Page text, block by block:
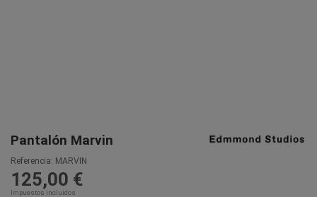
Pantalón Marvin
Referencia: MARVIN
125,00 €
Impuestos incluidos